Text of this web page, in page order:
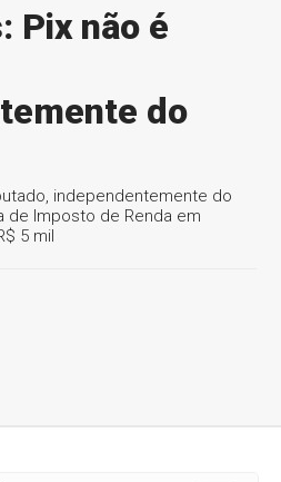
Pix não é
do
independentemente do
de Imposto de Renda em
5 mil